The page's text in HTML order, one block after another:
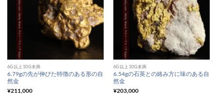
6G以上10G未満
6.79gの先が伸びた特徴のある形の自
然金
¥211,000
6G以上10G未満
6.54gの石英との絡み方に味のある自
然金
¥203,000